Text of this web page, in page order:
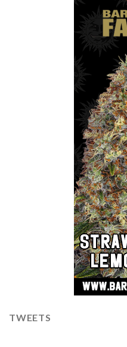
TWEETS